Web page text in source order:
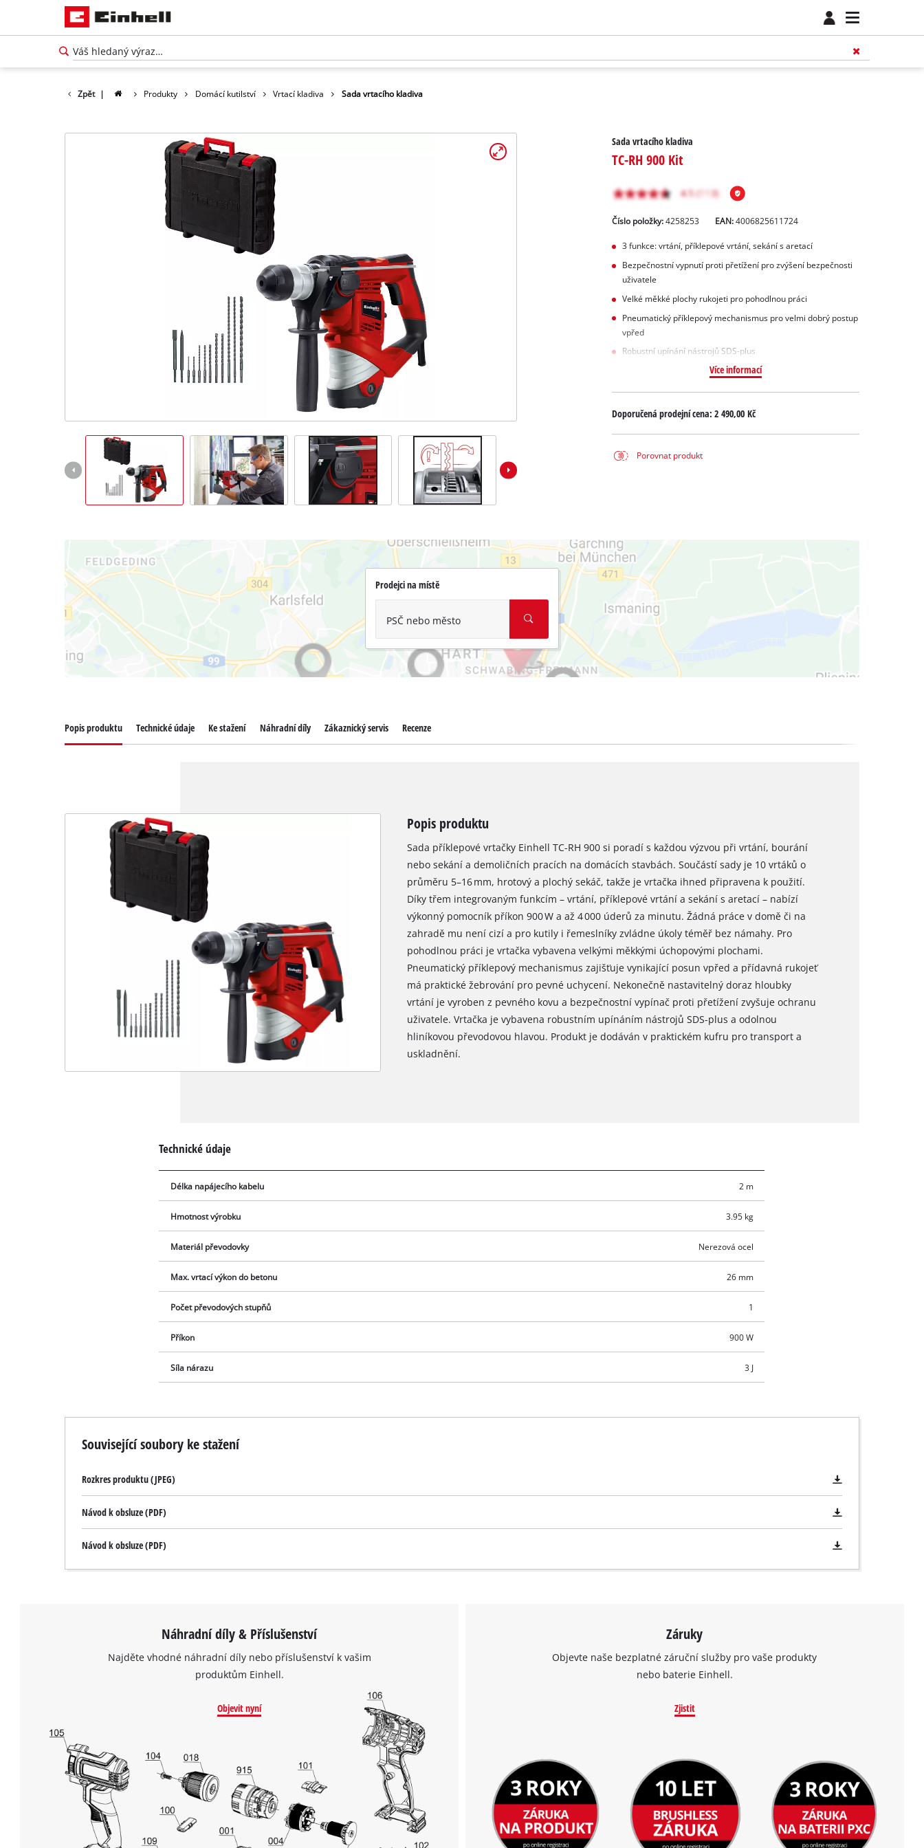
Zpět | Produkty Domácí kutilství Vrtací kladiva Sada vrtacího kladiva
Sada vrtacího kladiva
TC-RH 900 Kit
Číslo položky: 4258253 EAN:4006825611724
3 funkce: vrtání, příklepové vrtání, sekání s aretací
Bezpečnostní vypnutí proti přetížení pro zvýšení bezpečnosti
uživatele
Velké měkké plochy rukojeti pro pohodlnou práci
Pneumatický příklepový mechanismus pro velmi dobrý postup
vpřed
Robustní upínání nástrojů SDS-plus
Více informací
Doporučená prodejní cena: 2 490,00 Kč
Porovnat produkt
Prodejci na místě
PSČ nebo město
the site with their CMP to add this content
Powered byUsercentrics Consent
Popis produktu Technické údaje Ke stažení Náhradní díly Zákaznický servis Recenze
Popis produktu
Sada příklepové vrtačky Einhell TC-RH 900 si poradí s každou výzvou při vrtání, bourání
nebo sekání a demoličních pracích na domácích stavbách. Součástí sady je 10 vrtáků o
průměru 5–16 mm, hrotový a plochý sekáč, takže je vrtačka ihned připravena k použití.
Díky třem integrovaným funkcím – vrtání, příklepové vrtání a sekání s aretací – nabízí
výkonný pomocník příkon 900 W a až 4 000 úderů za minutu. Žádná práce v domě či na
zahradě mu není cizí a pro kutily i řemeslníky zvládne úkoly téměř bez námahy. Pro
pohodlnou práci je vrtačka vybavena velkými měkkými úchopovými plochami.
Pneumatický příklepový mechanismus zajišťuje vynikající posun vpřed a přídavná rukojeť
má praktické žebrování pro pevné uchycení. Nekonečně nastavitelný doraz hloubky
vrtání je vyroben z pevného kovu a bezpečnostní vypínač proti přetížení zvyšuje ochranu
uživatele. Vrtačka je vybavena robustním upínáním nástrojů SDS-plus a odolnou
hliníkovou převodovou hlavou. Produkt je dodáván v praktickém kufru pro transport a
uskladnění.
Technické údaje
Délka napájecího kabelu 2 m
Hmotnost výrobku 3.95 kg
Materiál převodovky Nerezová ocel
Max. vrtací výkon do betonu 26 mm
Počet převodových stupňů 1
Příkon 900 W
Síla nárazu 3 J
Související soubory ke stažení
Rozkres produktu (JPEG)
Návod k obsluze (PDF)
Návod k obsluze (PDF)
Náhradní díly & Příslušenství
Najděte vhodné náhradní díly nebo příslušenství k vašim
produktům Einhell.
Objevit nyní
Záruky
Objevte naše bezplatné záruční služby pro vaše produkty
nebo baterie Einhell.
Zjistit